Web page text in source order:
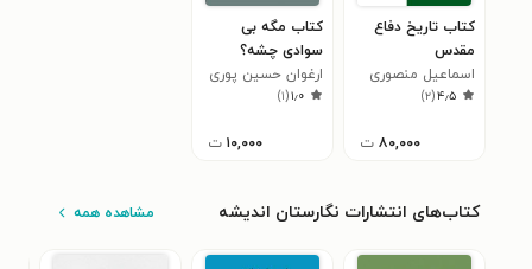
کتاب تاریخ دفاع
مقدس
اسماعیل منصوری
لاریجانی
۴٫۵(۲)
۸۰,۰۰۰ ت
کتاب مگه بی
سوادی چشه؟
ارغوان حسین پوری
۱٫۰(۱)
۱۰,۰۰۰ ت
کتاب‌های انتشارات نگارستان اندیشه مشاهده همه